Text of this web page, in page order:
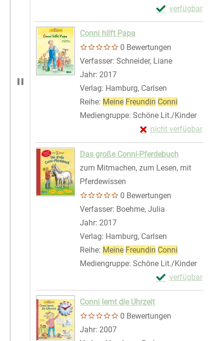
verfügbar
Exemplar-
Zum Download
Conni hilft Papa
0 Bewertungen
Verfasser: Schneider, Liane
Jahr: 2017
Verlag: Hamburg, Carlsen
Reihe: Meine Freundin Conni
Mediengruppe: Schöne Lit./Kinder
nicht verfügbar
Exemplar-Details
Zum Download von
Das große Conni-Pferdebuch
zum Mitmachen, zum Lesen, mit
Pferdewissen
0 Bewertungen
Verfasser: Boehme, Julia
Jahr: 2017
Verlag: Hamburg, Carlsen
Reihe: Meine Freundin Conni
Mediengruppe: Schöne Lit./Kinder
verfügbar
Exemplar-
Zum Download
Conni lernt die Uhrzeit
0 Bewertungen
Suche nach diesem Verfasser
Jahr: 2007